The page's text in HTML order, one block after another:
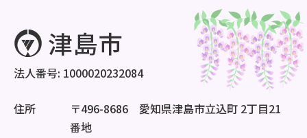
法人番号: 1000020232084
住所
〒496-8686 愛知県津島市立込町 2丁目21
番地